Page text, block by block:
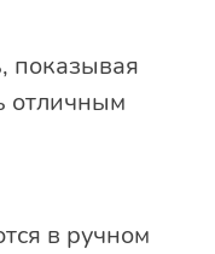
показывая
отличным
в ручном